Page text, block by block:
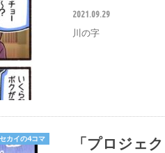
2021.09.29
川の字
カイの4コマ
「プロジェ